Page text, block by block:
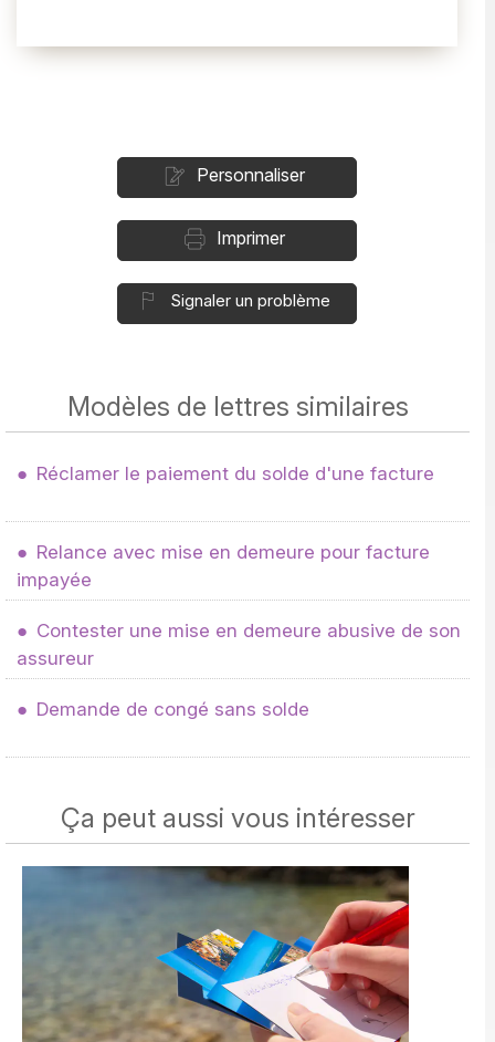
Personnaliser
Imprimer
Signaler un problème
Modèles de lettres similaires
Réclamer le paiement du solde d'une facture
Relance avec mise en demeure pour facture
impayée
Contester une mise en demeure abusive de son
assureur
Demande de congé sans solde
Ça peut aussi vous intéresser